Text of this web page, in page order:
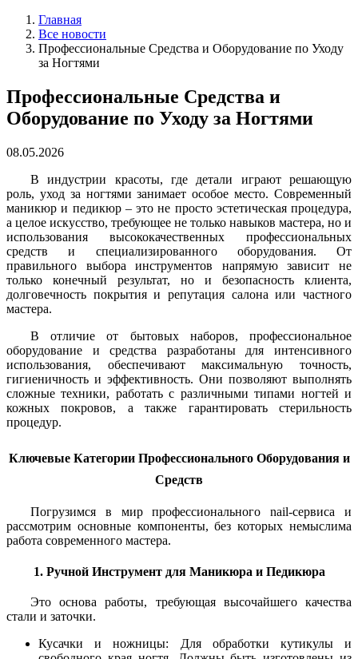
Главная
Все новости
Профессиональные Средства и Оборудование по Уходу
за Ногтями
Профессиональные Средства и
Оборудование по Уходу за Ногтями
08.05.2026
В индустрии красоты, где детали играют решающую
роль, уход за ногтями занимает особое место. Современный
маникюр и педикюр – это не просто эстетическая процедура,
а целое искусство, требующее не только навыков мастера, но и
использования высококачественных профессиональных
средств и специализированного оборудования. От
правильного выбора инструментов напрямую зависит не
только конечный результат, но и безопасность клиента,
долговечность покрытия и репутация салона или частного
мастера.
В отличие от бытовых наборов, профессиональное
оборудование и средства разработаны для интенсивного
использования, обеспечивают максимальную точность,
гигиеничность и эффективность. Они позволяют выполнять
сложные техники, работать с различными типами ногтей и
кожных покровов, а также гарантировать стерильность
процедур.
Ключевые Категории Профессионального Оборудования и
Средств
Погрузимся в мир профессионального nail-сервиса и
рассмотрим основные компоненты, без которых немыслима
работа современного мастера.
1. Ручной Инструмент для Маникюра и Педикюра
Это основа работы, требующая высочайшего качества
стали и заточки.
Кусачки и ножницы: Для обработки кутикулы и